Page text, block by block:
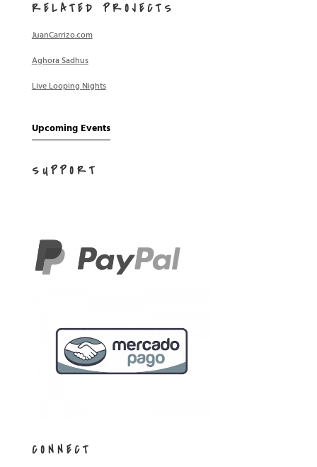
RELATED PROJECTS
JuanCarrizo.com
Aghora Sadhus
Live Looping Nights
Upcoming Events
SUPPORT
CONNECT